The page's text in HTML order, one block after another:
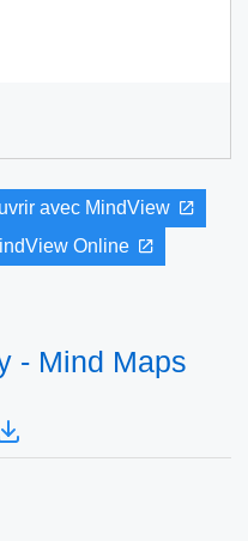
avec MindView
Online
- Mind Maps